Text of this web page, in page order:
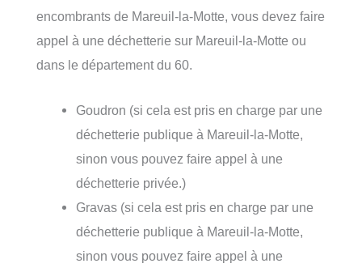
encombrants de Mareuil-la-Motte, vous devez faire
appel à une déchetterie sur Mareuil-la-Motte ou
dans le département du 60.
Goudron (si cela est pris en charge par une
déchetterie publique à Mareuil-la-Motte,
sinon vous pouvez faire appel à une
déchetterie privée.)
Gravas (si cela est pris en charge par une
déchetterie publique à Mareuil-la-Motte,
sinon vous pouvez faire appel à une